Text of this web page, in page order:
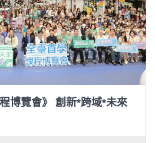
博覽會》 創新*跨域*未來